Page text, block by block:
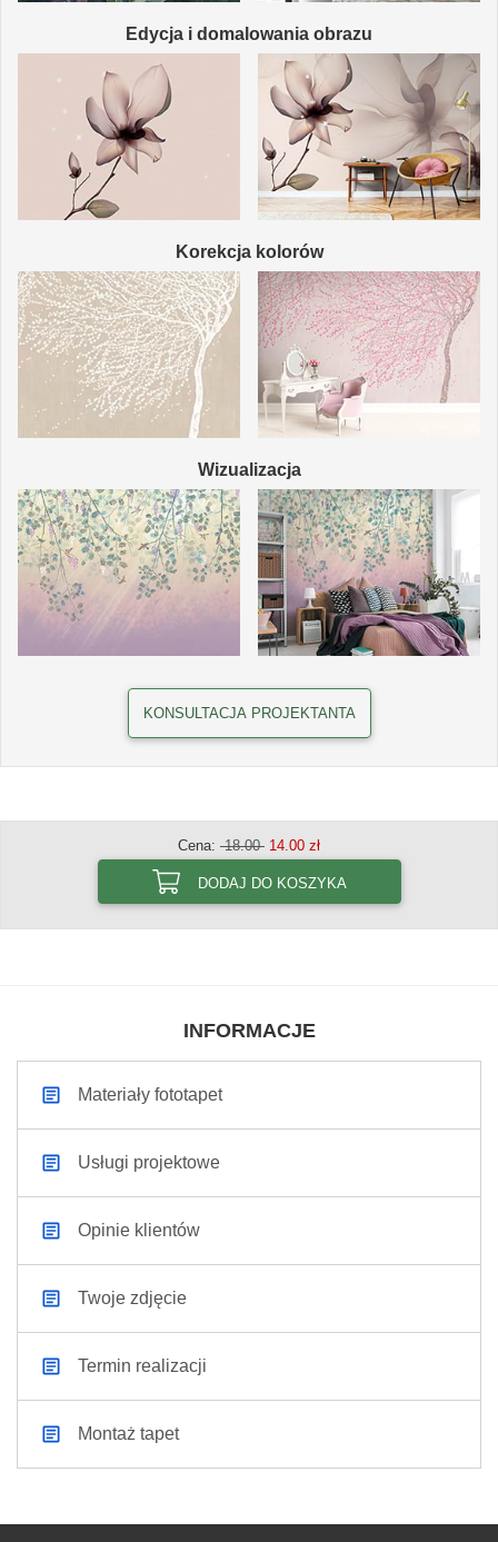
Edycja i domalowania obrazu
Korekcja kolorów
Wizualizacja
KONSULTACJA PROJEKTANTA
Cena: 18.00 14.00 zł
DODAJ DO KOSZYKA
INFORMACJE
Materiały fototapet
Usługi projektowe
Opinie klientów
Twoje zdjęcie
Termin realizacji
Montaż tapet